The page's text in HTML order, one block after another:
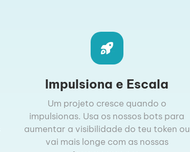
Impulsiona e Escala
Um projeto cresce quando o
impulsionas. Usa os nossos bots para
aumentar a visibilidade do teu token ou
vai mais longe com as nossas